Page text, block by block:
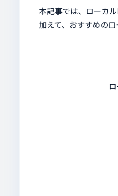
本記事では、ローカ
加えて、おすすめの